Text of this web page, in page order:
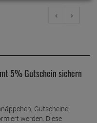
5% Gutschein sichern
Gutscheine,
werden. Diese